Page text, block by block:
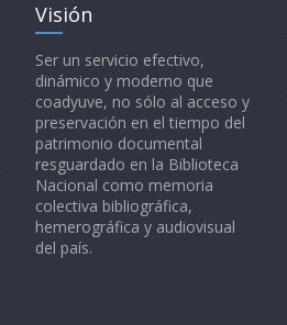
Visión
Ser un servicio efectivo,
dinámico y moderno que
coadyuve, no sólo al acceso y
preservación en el tiempo del
patrimonio documental
resguardado en la Biblioteca
Nacional como memoria
colectiva bibliográfica,
hemerográfica y audiovisual
del país.